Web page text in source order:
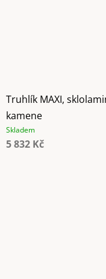
Truhlík MAXI,
kamene
Skladem
5 832 Kč